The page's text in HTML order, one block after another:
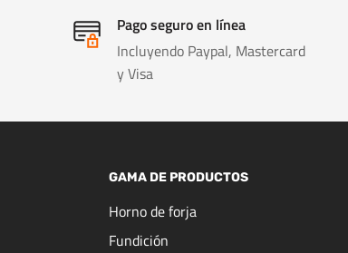
Pago seguro en línea
Incluyendo Paypal, Mastercard
y Visa
GAMA DE PRODUCTOS
Horno de forja
Fundición